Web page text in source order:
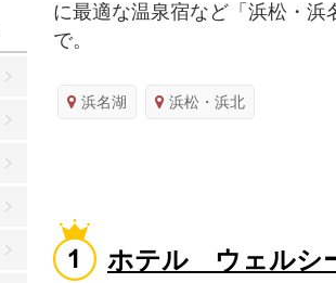
に最適な温泉宿など「浜松・
で。
浜名湖 浜松・浜北
ホテル ウェルシ